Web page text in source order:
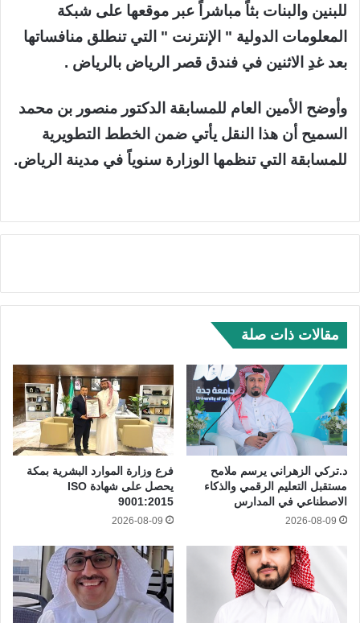
للبنين والبنات بثاً مباشراً عبر موقعها على شبكة
المعلومات الدولية " الإنترنت " التي تنطلق منافساتها
بعد غدِ الاثنين في فندق قصر الرياض بالرياض .
وأوضح الأمين العام للمسابقة الدكتور منصور بن محمد
السميح أن هذا النقل يأتي ضمن الخطط التطويرية
للمسابقة التي تنظمها الوزارة سنوياً في مدينة الرياض.
مقالات ذات صلة
د.تركي الزهراني يرسم ملامح
مستقبل التعليم الرقمي والذكاء
الاصطناعي في المدارس
2026-08-09
فرع وزارة الموارد البشرية بمكة
يحصل على شهادة ISO
9001:2015
2026-08-09